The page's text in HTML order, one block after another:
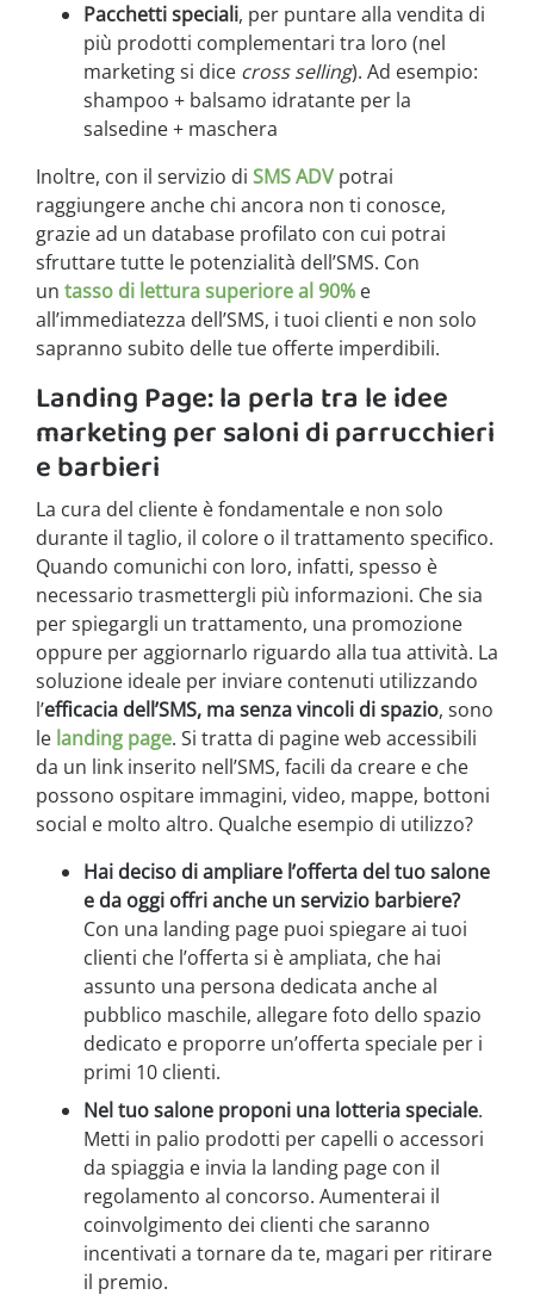
Pacchetti speciali, per puntare alla vendita di
più prodotti complementari tra loro (nel
marketing si dice cross selling). Ad esempio:
shampoo + balsamo idratante per la
salsedine + maschera
Inoltre, con il servizio di SMS ADV potrai
raggiungere anche chi ancora non ti conosce,
grazie ad un database profilato con cui potrai
sfruttare tutte le potenzialità dell’SMS. Con
un tasso di lettura superiore al 90% e
all’immediatezza dell’SMS, i tuoi clienti e non solo
sapranno subito delle tue offerte imperdibili.
Landing Page: la perla tra le idee
marketing per saloni di parrucchieri
e barbieri
La cura del cliente è fondamentale e non solo
durante il taglio, il colore o il trattamento specifico.
Quando comunichi con loro, infatti, spesso è
necessario trasmettergli più informazioni. Che sia
per spiegargli un trattamento, una promozione
oppure per aggiornarlo riguardo alla tua attività. La
soluzione ideale per inviare contenuti utilizzando
l’efficacia dell’SMS, ma senza vincoli di spazio, sono
le landing page. Si tratta di pagine web accessibili
da un link inserito nell’SMS, facili da creare e che
possono ospitare immagini, video, mappe, bottoni
social e molto altro. Qualche esempio di utilizzo?
Hai deciso di ampliare l’offerta del tuo salone
e da oggi offri anche un servizio barbiere?
Con una landing page puoi spiegare ai tuoi
clienti che l’offerta si è ampliata, che hai
assunto una persona dedicata anche al
pubblico maschile, allegare foto dello spazio
dedicato e proporre un’offerta speciale per i
primi 10 clienti.
Nel tuo salone proponi una lotteria speciale.
Metti in palio prodotti per capelli o accessori
da spiaggia e invia la landing page con il
regolamento al concorso. Aumenterai il
coinvolgimento dei clienti che saranno
incentivati a tornare da te, magari per ritirare
il premio.